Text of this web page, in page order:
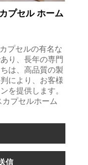
プセル ホーム
プセルの有名な
り、長年の専門
は、高品質の製
により、お客様
を提供します。
プセルホーム
信